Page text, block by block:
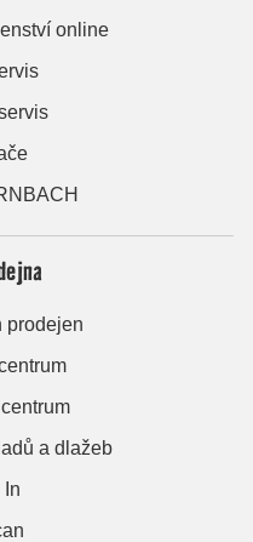
online
prodejen
a dlažeb
In